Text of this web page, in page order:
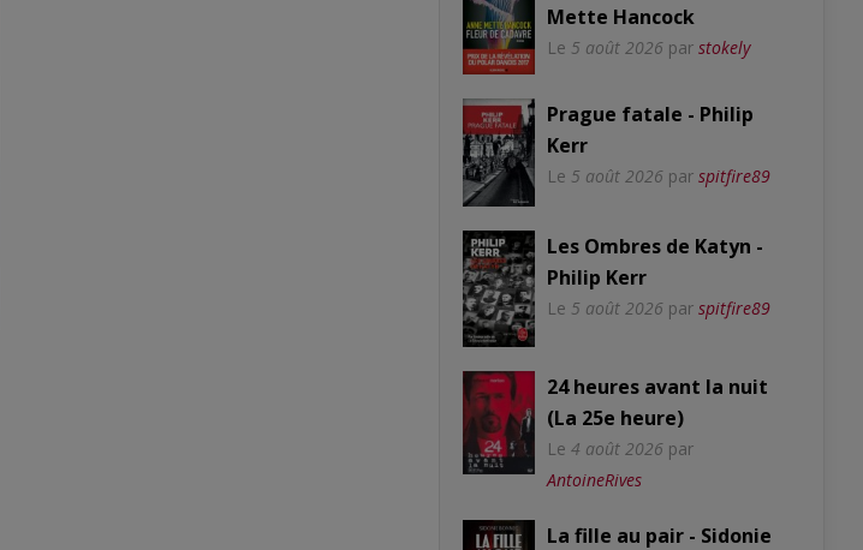
Mette Hancock
Le 5 août 2026 par stokely
Prague fatale - Philip
Kerr
Le 5 août 2026 par spitfire89
Les Ombres de Katyn -
Philip Kerr
Le 5 août 2026 par spitfire89
24 heures avant la nuit
(La 25e heure)
Le 4 août 2026 par
AntoineRives
La fille au pair - Sidonie